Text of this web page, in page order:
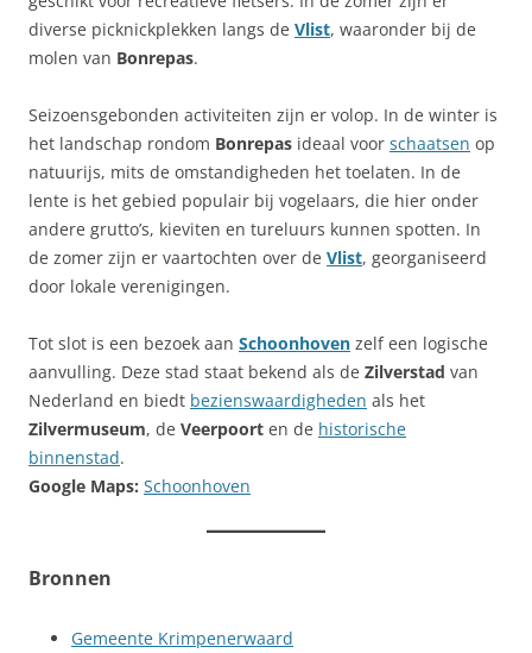
diverse picknickplekken langs de Vlist, waaronder bij de
molen van Bonrepas.
Seizoensgebonden activiteiten zijn er volop. In de winter is
het landschap rondom Bonrepas ideaal voor schaatsen op
natuurijs, mits de omstandigheden het toelaten. In de
lente is het gebied populair bij vogelaars, die hier onder
andere grutto’s, kieviten en tureluurs kunnen spotten. In
de zomer zijn er vaartochten over de Vlist, georganiseerd
door lokale verenigingen.
Tot slot is een bezoek aan Schoonhoven zelf een logische
aanvulling. Deze stad staat bekend als de Zilverstad van
Nederland en biedt bezienswaardigheden als het
Zilvermuseum, de Veerpoort en de historische
binnenstad.
Google Maps: Schoonhoven
Bronnen
Gemeente Krimpenerwaard